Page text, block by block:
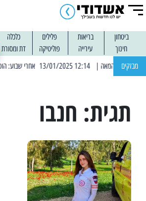
ביטחון בריאות פלילים
כלכלה
חינוך
עירייה פוליטיקה דת ומסורת
מבזקים | 12:14 13/01/2025 אחרי שבוע: הוסר איסור הרחצה בחופי אשדוד
תגית: חנבו